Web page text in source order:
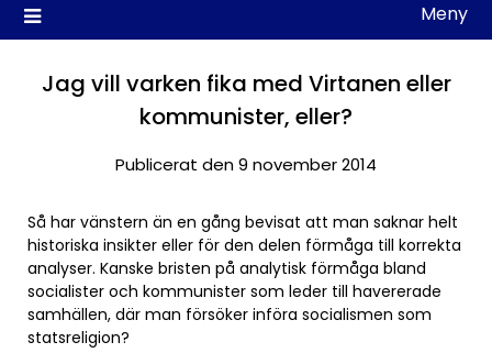
Meny
Jag vill varken fika med Virtanen eller
kommunister, eller?
Publicerat den 9 november 2014
Så har vänstern än en gång bevisat att man saknar helt
historiska insikter eller för den delen förmåga till korrekta
analyser. Kanske bristen på analytisk förmåga bland
socialister och kommunister som leder till havererade
samhällen, där man försöker införa socialismen som
statsreligion?